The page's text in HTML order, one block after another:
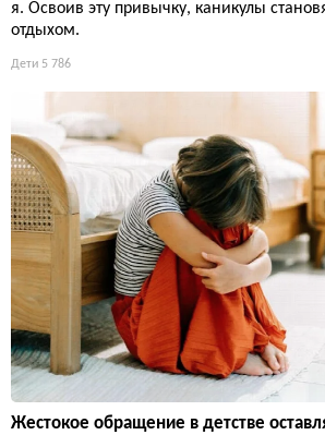
я. Освоив эту привычку, каникулы
отдыхом.
Дети 5 786
Жестокое обращение в детстве